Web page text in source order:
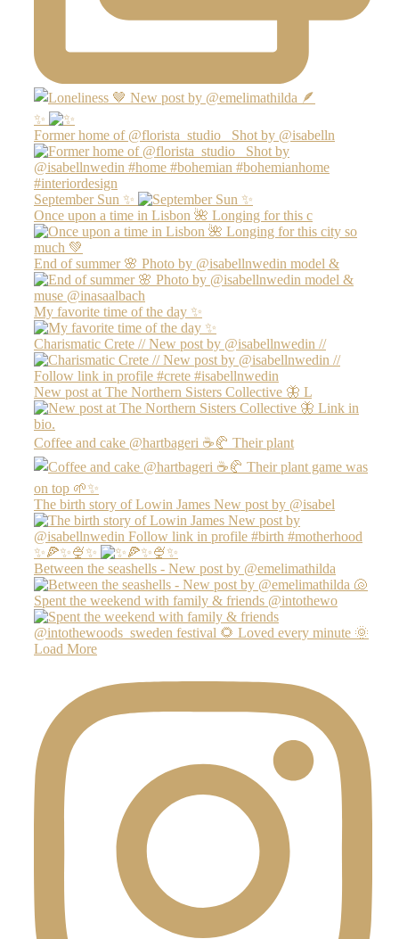
✨
Former home of @florista_studio_ Shot by @isabelln
September Sun ✨
Once upon a time in Lisbon 🌺 Longing for this c
End of summer 🌸 Photo by @isabellnwedin model &
My favorite time of the day ✨
Charismatic Crete // New post by @isabellnwedin //
New post at The Northern Sisters Collective 🦋 L
Coffee and cake @hartbageri ☕️🥐 Their plant
The birth story of Lowin James New post by @isabel
✨🍕✨🍨✨
Between the seashells - New post by @emelimathilda
Spent the weekend with family & friends @intothewo
Load More